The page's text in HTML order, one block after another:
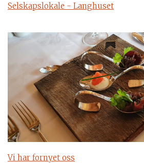
Selskapslokale - Langhuset
Vi har fornyet oss